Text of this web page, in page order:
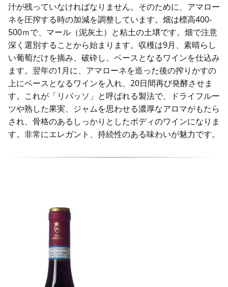
汁が残っていなければなりません。そのために、アマロー
ネを圧搾する時の加減を調整しています。畑は標高400-
500ｍで、マール（泥灰土）と粘土の土壌です。畑で注意
深く選別することから始まります。収穫は9月、素晴らし
い葡萄だけを摘み、破砕し、ベースとなるワインを仕込み
ます。翌年の1月に、アマローネを造った後の搾りかすの
上にベースとなるワインを入れ、20日間再び発酵させま
す。これが「リパッソ」と呼ばれる製法で、ドライフルー
ツや熟した果実、ジャムを思わせる濃厚なアロマがもたら
され、骨格のあるしっかりとしたボディのワインになりま
す。非常にエレガント、持続性のある味わいが魅力です。